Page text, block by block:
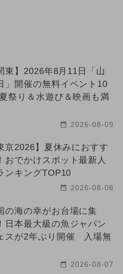
東】2026年8月11日「山
」開催の無料イベント10
祭り＆水遊び＆映画も満
2026-08-09
京2026】夏休みにおすす
おでかけスポット最新人
ンキングTOP10
2026-08-08
の海の幸がお台場に集
日本最大級の魚ジャパン
スが2年ぶり開催 入場無
2026-08-07